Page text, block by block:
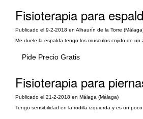
Fisioterapia para
Publicado el 9-2-2018 en Alhaurín de la Torre
Me duele la espalda tengo los musculos cojido de un
Pide Precio Gratis
Fisioterapia para
Publicado el 21-2-2018 en Málaga (Málaga)
Tengo sensibilidad en la rodilla izquierda y es un